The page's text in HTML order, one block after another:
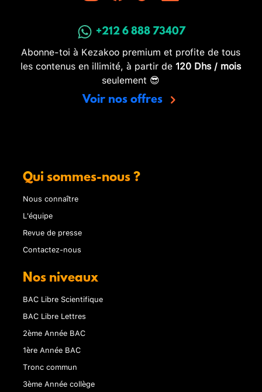
+212 6 888 73407
Abonne-toi à Kezakoo premium et profite de tous
les contenus en illimité, à partir de 120 Dhs / mois
seulement 😎
Voir nos offres
Qui sommes-nous ?
Nous connaître
L'équipe
Revue de presse
Contactez-nous
Nos niveaux
BAC Libre Scientifique
BAC Libre Lettres
2ème Année BAC
1ère Année BAC
Tronc commun
3ème Année collège